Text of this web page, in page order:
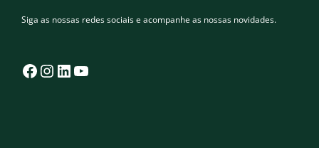
Siga as nossas redes sociais e acompanhe as nossas novidades.
Facebook
Instagram
LinkedIn